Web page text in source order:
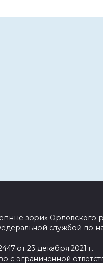
зори» Орловского
службой по
от 23 декабря 2021 г.
с ограниченной